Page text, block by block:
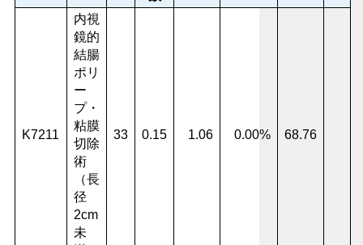
K7211
内視
鏡的
結腸
ポリ
ー
プ・
粘膜
切除
術
（長
径
2cm
未
33 0.15 1.06 0.00% 68.76